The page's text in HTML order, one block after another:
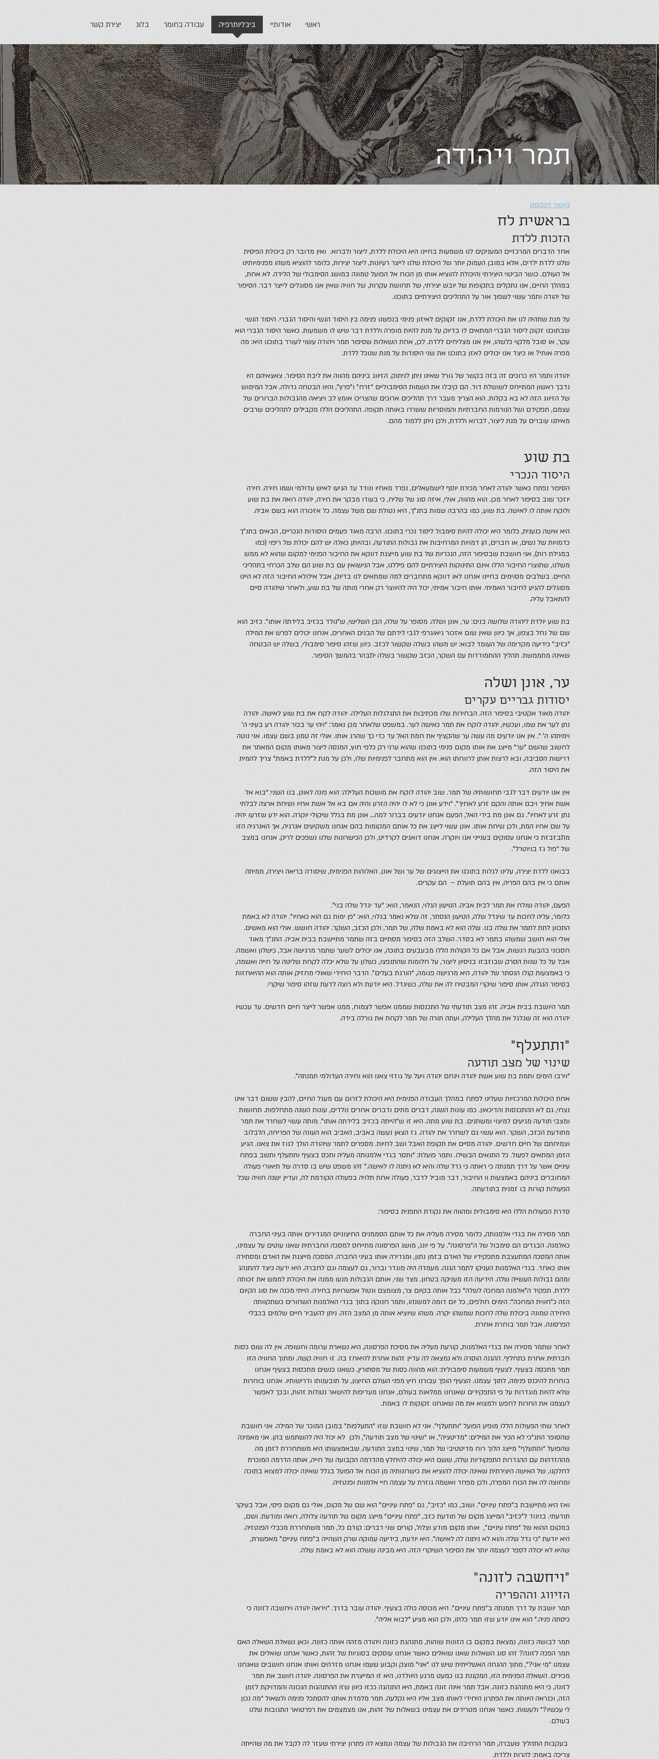
ראשי אודותיי ביבליותרפיה עבודה בחומר בלוג יצירת קשר
תמר ויהודה
קישור לטקסט
בראשית לח
הזכות ללדת
אחד הדברים המרכזיים המעניקים לנו משמעות בחיינו היא היכולת ללדת, ליצור ולברוא. ואין מדובר רק ביכולת הפיסית
שלנו ללדת ילדים, אלא במובן העמוק יותר של היכולת שלנו לייצר רעיונות, ליצור יצירות, כלומר להוציא משהו מפנימיותינו
אל העולם. כושר הביטוי היצירתי והיכולת להוציא אותו מן הכוח אל הפועל טמונה במושג הסימבולי של הלידה. לא אחת,
במהלך החיים, אנו נתקלים בתקופות של יובש יצירתי, של תחושת עקרות, של חוויה שאין אנו מסוגלים לייצר דבר. הסיפור
של יהודה ותמר עשוי לשפוך אור על התהליכים היצירתיים בתוכנו.
על מנת שתהיה לנו את היכולת ללדת, אנו זקוקים לאיזון פנימי בנפשנו פנימה בין היסוד הנשי והיסוד הגברי. היסוד הנשי
שבתוכנו זקוק ליסוד הגברי המתאים לו בדיוק על מנת להיות מופרה וללדת דבר שיש לו משמעות. כאשר היסוד הגברי הוא
עקר, או סובל מלקוי כלשהו, אין אנו מצליחים ללדת. לכן, אחת השאלות שסיפור תמר ויהודה עשוי לעורר בתוכנו היא: מה
מפרה אותי? או כיצד אנו יכולים לאזן בתוכנו את שני היסודות על מנת שנוכל ללדת.
יהודה ותמר היו כרוכים זה בזה בקשר של גורל שאינו ניתן לניתוק. הזיווג ביניהם מהווה את ליבת הסיפור. צאצאיהם היו
נדבך ראשון המתייחס לשושלת דוד. הם קיבלו את השמות הסימבוליים “זרח” ו”פרץ”, והיוו הבטחה גדולה. אבל המימוש
של הזיווג הזה לא בא בקלות. הוא הצריך מעבר דרך תהליכים ארוכים שהצריכו אומץ לב ויציאה מהגבולות הברורים של
עצמם, תפקידם ושל הנורמות החברתיות והמוסריות ששררו באותה תקופה. התהליכים הללו מקבילים לתהליכים שרבים
מאיתנו עוברים על מנת ליצור, לברוא וללדת, ולכן ניתן ללמוד מהם.
בת שוע
היסוד הנכרי
הסיפור נפתח כאשר יהודה לאחר מכירת יוסף לישמעאלים, נפרד מאחיו ונודד עד הגיעו לאיש עדולמי ושמו חירה. חירה
יוזכר שוב בסיפור לאחר מכן. הוא מהווה, אולי, איזה סוג של שליח, כי בעודו מבקר את חירה, יהודה רואה את בת שוע
ולוקח אותה לו לאישה. בת שוע, כמו בהרבה שמות בתנ”ך, היא נטולת שם משל עצמה. כל אזכורה הוא בשם אביה.
היא אישה כנענית, כלומר היא יכולה להיות סימבול ליסוד נכרי בתוכנו. הרבה מאוד פעמים היסודות הנכריים, הבאים בתנ”ך
כדמויות של נשים, או חברים, הן דמויות המרחיבות את גבולות התודעה, ובהיותן כאלה יש להם יכולת של ריפוי (כמו
במגילת רות), אני חושבת שבסיפור הזה, הנכריות של בת שוע מייצגת דווקא את החיבור הפנימי למקום שהוא לא ממש
משלנו, שתוצרי החיבור הללו אינם התינוקות היצירתיים להם פיללנו, אבל הנישואין עם בת שוע הם שלב הכרחי בתהליכי
החיים. בשלבים מסוימים בחיינו אנחנו לאו דווקא מתחברים למה שמתאים לנו בדיוק, אבל אילולא החיבור הזה לא היינו
מסוגלים להגיע לחיבור האמיתי. אותו חיבור אמיתי, יכול היה להיווצר רק אחרי מותה של בת שוע, ולאחר שיהודה סיים
להתאבל עליה.
בת שוע יולדת ליהודה שלושה בנים: ער, אונן ושלה. מסופר על שלה, הבן השלישי, ש”נולד בכזיב בלידתה אותו”. כזיב הוא
שם של נחל בצפון, אך כיוון שאין שום אזכור גיאוגרפי לגבי לידתם של הבנים האחרים, אנחנו יכולים לפרש את המילה
“כזיב” כידיעה מקדימה של העומד לבוא: יש משהו בשלה שקשור לכזב. כיוון שזהו סיפור סימבולי, בשלה יש הבטחה
שאינה מתממשת. תהליך ההתמודדות עם השקר, הכזב שקשור בשלה יתבהר בהמשך הסיפור.
ער, אונן ושלה
יסודות גבריים עקרים
יהודה מאוד אקטיבי בסיפור הזה. הבחירות שלו מכתיבות את התגלגלות העלילה. יהודה לקח את בת שוע לאישה. יהודה
נתן לער את שמו, ועכשיו, יהודה לוקח את תמר כאישה לער. במשפט שלאחר מכן נאמר: “ויהי ער בכור יהודה רע בעיני ה’
וימיתהו ה’ “. אין אנו יודעים מה עשה ער שהקציף את חמת האל עד כדי כך שהרג אותו. אולי זה טמון בשם עצמו. אני נוטה
לחשוב שהשם “ער” מייצג את אותו מקום פנימי בתוכנו שהוא ערני רק כלפי חוץ, המנסה ליצור מאותו מקום המאתר את
דרישות הסביבה, ובא לרצות אותן לרווחתו הוא. אין הוא מתחבר לפנימיות שלו, ולכן על מנת ל”ללדת באמת” צריך להמית
את היסוד הזה.
אין אנו יודעים דבר לגבי תחושותיה של תמר. שוב יהודה לוקח את מושכות העלילה: הוא פונה לאונן, בנו השני: “בוא אל
אשת אחיך ויבם אותה והקם זרע לאחיך”. “וידע אונן כי לא לו יהיה הזרע והיה אם בא אל אשת אחיו ושיחת ארצה לבלתי
נתן זרע לאחיו”. גם אונן מת בידי האל, הפעם אנחנו יודעים בברור למה… אונן מת בגלל שיקולי יוקרה. הוא ידע שזרעו יהיה
על שם אחיו המת, ולכן שיחת אותו. אונן עשוי לייצג את כל אותם המקומות בהם אנחנו משקיעים אנרגיה, אך האנרגיה הזו
מתבזבזת כי אנחנו עסוקים בענייני אגו ויוקרה. אנחנו דואגים לקרדיט, ולכן הכישרונות שלנו נשפכים לריק. אנחנו במצב
של “פול גז בניוטרל”.
בבואנו ללדת יצירה, עלינו לגלות בתוכנו את הייצוגים של ער ושל אונן. האלוהות הפנימית, שיסודה בריאה ויצירה, ממיתה
אותם כי אין בהם הפריה, אין בהם תועלת – הם עקרים.
הפעם, יהודה שולח את תמר לבית אביה. הטיעון הגלוי, הנאמר, הוא: “עד יגדל שלה בני”.
כלומר, עליה לחכות עד שיגדל שלה, הטיעון הנסתר, זה שלא נאמר בגלוי, הוא: “פן ימות גם הוא כאחיו”. יהודה לא באמת
התכוון לתת לתמר את שלה בנו. שלה הוא לא באמת שלה, של תמר, ולכן הכזב, השקר. יהודה חושש. אולי הוא מאשים.
אולי הוא חושב שמשהו בתמר לא בסדר. השלב הזה בסיפור מסתיים בזה שתמר מתיישבת בבית אביה. התנ”ך מאוד
חסכוני בהבעת רגשות, אבל אם כל הקולות הללו מבעבעים בתוכה, אנו יכולים לשער שתמר מרגישה אבל, כישלון ואשמה.
אבל על כל שנות הסרק שבוזבזו בניסיון ליצור, על חלומות שהתנפצו, כשלון על שלא יכלה לקחת שליטה על חייה ואשמה,
כי באמצעות קולו הנסתר של יהודה, היא מרגישה פגומה, “הורגת בעלים”. הדבר היחידי שאולי מחזיק אותה הוא ההיאחזות
בסיפור הנגלה, אותו סיפור שיקרי המבטיח לה את שלה, כשיגדל. היא יודעת ולא רוצה לדעת שזהו סיפור שיקרי.
תמר היושבת בבית אביה. זהו מצב תודעתי של התכנסות שממנו אפשר לצמוח, ממנו אפשר לייצר חיים חדשים. עד עכשיו
יהודה הוא זה שגלגל את מהלך העלילה, ועתה תורה של תמר לקחת את גורלה בידה.
“ותתעלף”
שינוי של מצב תודעה
“וירבו הימים ותמת בת שוע אשת יהודה וינחם יהודה ויעל על גוזזי צאנו הוא וחירה העדולמי תמנתה”.
אחת היכולות המרכזיות שעלינו לפתח במהלך העבודה הפנימית היא היכולת לזרום עם מעגל החיים, להבין ששום דבר אינו
נצחי, גם לא ההתכנסות והדיכאון. כמו עונות השנה, דברים מתים ודברים אחרים נולדים, עונות השנה מתחלפות. תחושות
ומצבי תודעה מגיעים למיצוי ומשתנים. בת שוע מתה. היא זו ש”הייתה בכזיב בלידתה אותו”. מותה עשוי לשחרר את תמר
מתודעת הכזב, השקר. הוא עשוי גם לשחרר את יהודה. גז הצאן נעשה באביב, האביב הוא העונה של הפריחה, הלבלוב
וצמיחתם של חיים חדשים. יהודה מסיים את תקופת האבל ושב לחיות. מספרים לתמר שיהודה הולך לגוז את צאנו. הגיע
הזמן המתאים לפעול. כל התנאים הבשילו. ותמר פועלת: “ותסר בגדי אלמנותה מעליה ותכס בצעיף ותתעלף ותשב בפתח
עיניים אשר על דרך תמנתה כי ראתה כי גדל שלה והיא לא ניתנה לו לאישה.” זהו משפט שיש בו סדרה של תיאורי פעולה
המחוברים ביניהם באמצעות וו החיבור, דבר מוביל לדבר, פעולה אחת תלויה בפעולה הקודמת לה, ועדיין ישנה חוויה שכל
הפעולות קורות בו זמנית בתודעתה.
סדרת הפעולות הללו היא סימבולית ומהווה את נקודת התפנית בסיפור:
תמר מסירה את בגדי אלמנותה, כלומר מסירה מעליה את כל אותם הסממנים החיצוניים המגדירים אותה בעיני החברה
כאלמנה. הבגדים הם סימבול של ה”פרסונה”. על פי יונג, מושג הפרסונה מתייחס למסכה החברתית שאנו עוטים על עצמינו,
אותה המסכה המתעצבת מתפקידיו של האדם בזמן נתון, ומגדירה אותו בעיני החברה. המסכה מייצגת את האדם ומסתירה
אותו כאחד. בגדי האלמנות העניקו לתמר הגנה. מעמדה היה מוגדר וברור, גם לעצמה וגם לחברה. היא ידעה כיצד להתנהג
ומהם גבולות העשייה שלה. הידיעה הזו מעניקה בטחון. מצד שני, אותם הגבולות מנעו ממנה את היכולת לממש את זכותה
ללדת. תפקיד ה”אלמנה המחכה לשלה” כבל אותה בקיום צר, מצומצם ונטול אפשרויות בחירה. הייתי מכנה את סוג הקיום
הזה כ”חווית המחכה”: הימים חולפים, כל יום דומה למשנהו, ותמר חנוקה בתוך בגדי האלמנות השחורים כשתקוותה
היחידה טמונה ביכולת שלה לחכות שמשהו יקרה. משהו שיוציא אותה מן המצב הזה. ניתן להעביר חיים שלמים בכבלי
הפרסונה. אבל תמר בוחרת אחרת.
לאחר שתמר מסירה את בגדי האלמנות, קורעת מעליה את מסיכת הפרסונה, היא נשארת ערומה וחשופה. אין לה שום כסות
חברתית אחרת כתחליף. ההגנה הוסרה ולא נמצאה לה עדיין זהות אחרת להיאחז בה. זו חוויה קשה. ומתוך החוויה הזו
תמר מתכסה בצעיף. לצעיף משמעות סימבולית: הוא מהווה כסות של מסתורין, כשאנו כנשים מתכסות בצעיף אנחנו
בוחרות להיכנס פנימה, לתוך עצמנו. הצעיף הופך עבורנו חיץ מפני העולם החיצון, על תובענותו ודרישותיו. אנחנו בוחרות
שלא להיות מוגדרות על פי התפקידים שאנחנו ממלאות בעולם, אנחנו מעדיפות להישאר נטולות זהות, ובכך לאפשר
לעצמנו את החרות לחפש ולמצוא את מה שאנחנו זקוקות לו באמת.
לאחר שתי הפעולות הללו מופיע הפועל “ותתעלף”. אני לא חושבת שזו “התעלפות” במובן המוכר של המילה. אני חושבת
שהסופר התנ”כי לא הכיר את המילים: “מדיטציה”, או “שינוי של מצב תודעה”, ולכן לא יכול היה להשתמש בהן. אני מאמינה
שהפועל “ותתעלף” מייצג הלוך רוח מדיטטיבי של תמר, שינוי במצב התודעה, שבאמצעותו היא משתחררת לזמן מה
מההזדהות עם ההגדרות התפקודיות שלה, ששם היא יכולה להיחלץ מהדרמה הקבועה של חייה, אותה הדרמה המוכרת
לחלקנו, של האישה היצירתית שאינה יכולה להוציא את כישרונותיה מן הכוח אל הפועל בגלל שאינה יכולה למצוא בתוכה
ומחוצה לה את הכוח המפרה, ולכן מפחד ואשמה גוזרת על עצמה חיי אלמנות ופנטזיה.
ואז היא מתיישבת ב”פתח עיניים”. ושוב, כמו “כזיב”, גם “פתח עיניים” הוא שם של מקום, אולי גם מקום פיסי, אבל בעיקר
תודעתי. בניגוד ל”כזיב” המייצג מקום של תודעת כזב, “פתח עיניים” מייצג מקום של תודעה צלולה, רואה ומודעת. ושם,
במקום ההוא של “פתח עיניים”, אותו מקום מודע וצלול, קורים שני דברים: קודם כל, תמר משתחררת מכבלי הפנטזיה.
היא יודעת “כי גדל שלה והוא לא ניתנה לה לאישה”. היא יודעת, בידיעה עמוקה שרק השהייה ב”פתח עיניים” מאפשרת,
שהיא לא יכולה לספר לעצמה יותר את הסיפור השיקרי הזה. היא מבינה ששלה הוא לא באמת שלה.
“ויחשבה לזונה”
הזיווג וההפריה
תמר יושבת על דרך תמנתה ב”פתח עיניים”. היא מכוסה כולה בצעיף. יהודה עובר בדרך. “ויראה יהודה ויחשבה לזונה כי
כיסתה פניה.” הוא אינו יודע שזו תמר כלתו, ולכן הוא מציע “לבוא אליה”.
תמר לבושה כזונה, נמצאת במקום בו הזונות שוהות, מתנהגת כזונה ויהודה מזהה אותה כזונה. וכאן נשאלת השאלה האם
תמר הפכה לזונה? זהו סוג השאלות שאנו שואלים כאשר אנחנו עוסקים בסוגיות של זהות, כאשר אנחנו שואלים את
עצמנו “מי אני?”, מתוך ההנחה האשלייתית שיש לנו “אני” מוצק וקבוע שעמו אנחנו מזדהים ואותו אנחנו חושבים שאנחנו
מכירים. השאלה הפנימית הזו, המקננת בנו כמעט מרגע היוולדנו, היא זו המייצרת את הפרסונה. יהודה חושב את תמר
לזונה, כי היא מתנהגת כזונה. אבל תמר אינה זונה באמת, היא התנהגה ככזו כיוון שזו ההתנהגות הנכונה והמדויקת לזמן
הזה, וכנראה היוותה את הפתרון היחידי לאותו מצב אליו היא נקלעה. תמר מלמדת אותנו להסתכל פנימה ולשאול “מה נכון
לי עכשיו?” ולעשות. כאשר אנחנו מטרידים את עצמינו בשאלות של זהות, אנו מצמצמים את רפרטואר התגובות שלנו
בעולם.
בעקבות התהליך שעברה, תמר הרחיבה את הגבולות של עצמה ונמצא לה פתרון יצירתי שעזר לה לקבל את מה שהייתה
צריכה באמת: להרות וללדת.